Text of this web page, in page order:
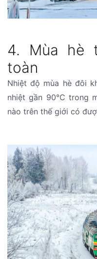
4. Mùa hè
toàn
Nhiệt độ mùa hè đôi
nhiệt gần 90°C trong
nào trên thế giới có